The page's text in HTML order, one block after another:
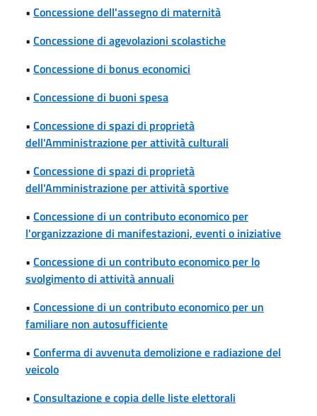
• Concessione dell'assegno di maternità
• Concessione di agevolazioni scolastiche
• Concessione di bonus economici
• Concessione di buoni spesa
• Concessione di spazi di proprietà
dell'Amministrazione per attività culturali
• Concessione di spazi di proprietà
dell'Amministrazione per attività sportive
• Concessione di un contributo economico per
l'organizzazione di manifestazioni, eventi o iniziative
• Concessione di un contributo economico per lo
svolgimento di attività annuali
• Concessione di un contributo economico per un
familiare non autosufficiente
• Conferma di avvenuta demolizione e radiazione del
veicolo
• Consultazione e copia delle liste elettorali